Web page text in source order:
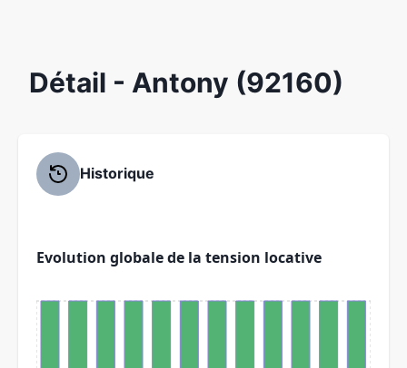
Détail - Antony (92160)
Historique
Evolution globale de la tension locative